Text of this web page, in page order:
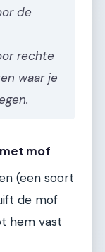
de
rechte
waar je
mof
(een soort
de mof
hem vast